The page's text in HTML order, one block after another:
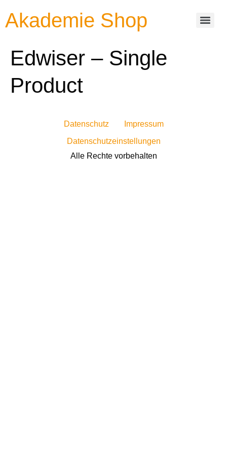
Akademie Shop
Edwiser – Single
Product
Datenschutz
Impressum
Datenschutzeinstellungen
Alle Rechte vorbehalten